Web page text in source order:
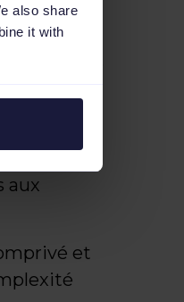
also share
it with
permettre
via
aux
et